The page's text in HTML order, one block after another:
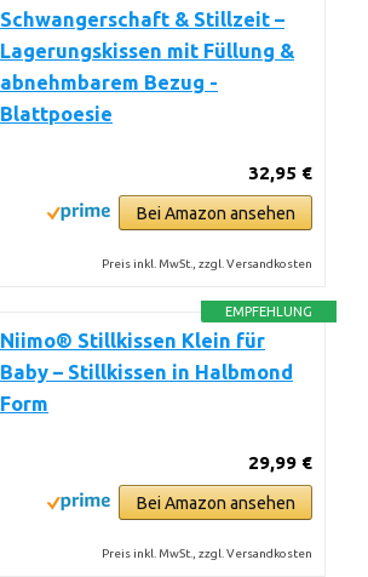
Schwangerschaft & Stillzeit –
Lagerungskissen mit Füllung &
abnehmbarem Bezug -
Blattpoesie
32,95 €
Bei Amazon ansehen
Preis inkl. MwSt., zzgl. Versandkosten
EMPFEHLUNG
Niimo® Stillkissen Klein für
Baby – Stillkissen in Halbmond
Form
29,99 €
Bei Amazon ansehen
Preis inkl. MwSt., zzgl. Versandkosten